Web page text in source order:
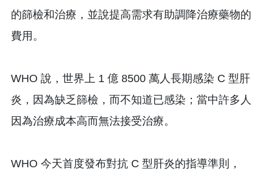
的篩檢和治療，並說提高需求有助調降治療藥物的
費用。
WHO 說，世界上 1 億 8500 萬人長期感染 C 型肝
炎，因為缺乏篩檢，而不知道已感染；當中許多人
因為治療成本高而無法接受治療。
WHO 今天首度發布對抗 C 型肝炎的指導準則，